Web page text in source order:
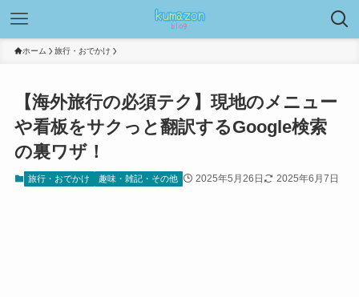
ホーム 旅行・おでかけ
【海外旅行の必須テク】現地のメニュー
や看板をサクっと翻訳するGoogle検索
の裏ワザ！
旅行・おでかけ 趣味・雑記・その他 2025年5月26日 2025年6月7日